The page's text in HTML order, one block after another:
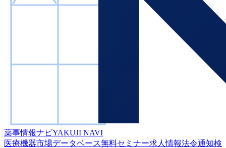
薬事情報ナビYAKUJI NAVI
医療機器市場データベース無料セミナー求人情報法令通知検